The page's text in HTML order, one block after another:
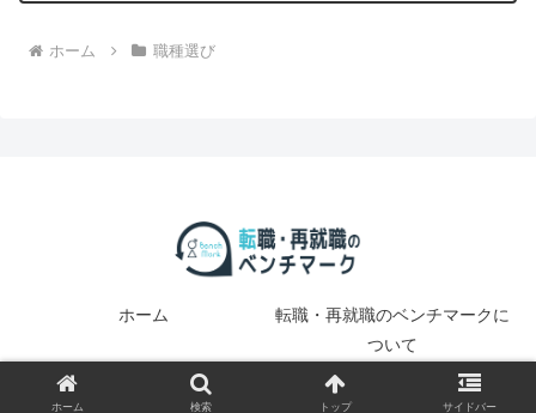
ホーム 職種選び
ホーム
転職・再就職のベンチマークに
ついて
© 2025 転職・再就職のベンチマーク.
ホーム 検索 トップ サイドバー